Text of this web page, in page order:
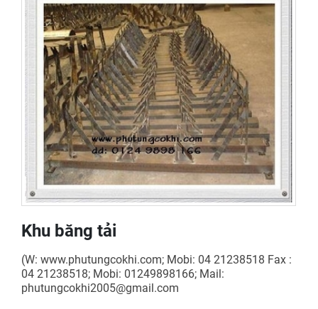
Khu băng tải
(W: www.phutungcokhi.com; Mobi: 04 21238518 Fax :
04 21238518; Mobi: 01249898166; Mail:
phutungcokhi2005@gmail.com